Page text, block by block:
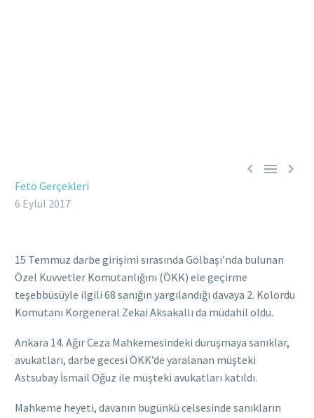
  
Fetö Gerçekleri
6 Eylül 2017
15 Temmuz darbe girişimi sırasında Gölbaşı’nda bulunan
Özel Kuvvetler Komutanlığını (ÖKK) ele geçirme
teşebbüsüyle ilgili 68 sanığın yargılandığı davaya 2. Kolordu
Komutanı Korgeneral Zekai Aksakallı da müdahil oldu.
Ankara 14. Ağır Ceza Mahkemesindeki duruşmaya sanıklar,
avukatları, darbe gecesi ÖKK’de yaralanan müşteki
Astsubay İsmail Oğuz ile müşteki avukatları katıldı.
Mahkeme heyeti, davanın bugünkü celsesinde sanıkların